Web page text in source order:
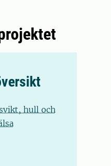
hull och